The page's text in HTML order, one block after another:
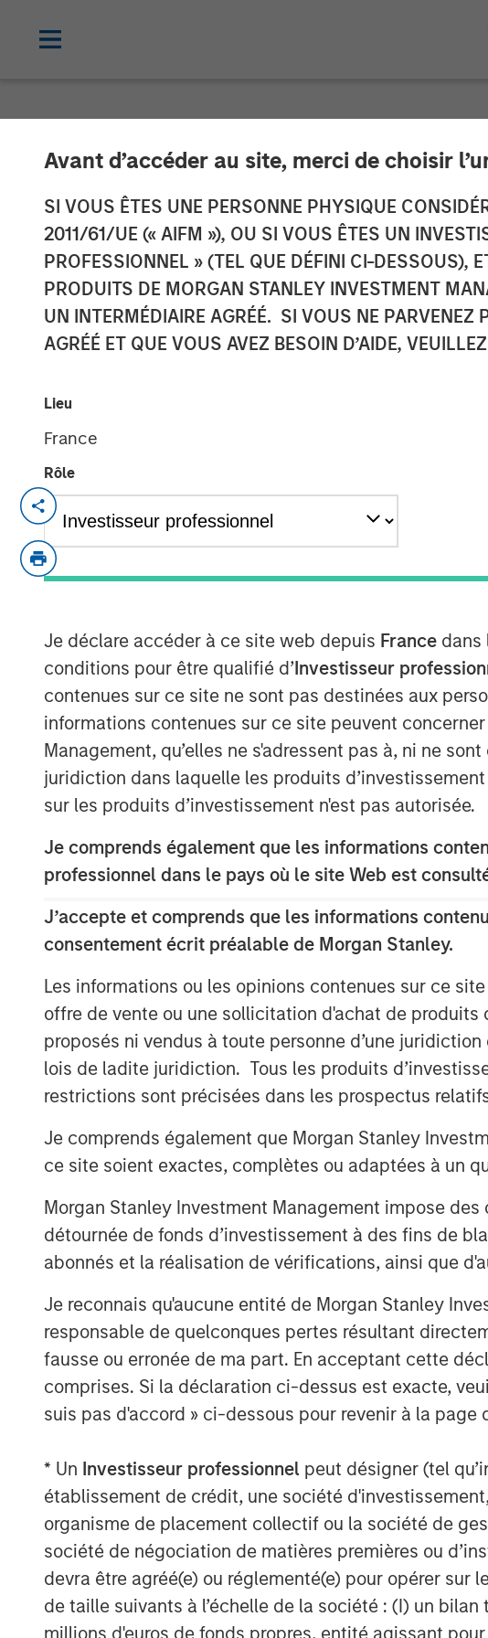
Avant d’accéder au site, merci de choisir
SI VOUS ÊTES UNE PERSONNE PHYSIQUE
2011/61/UE (« AIFM »), OU SI VOUS ÊTES UN
PROFESSIONNEL » (TEL QUE DÉFINI CI-DESSOUS),
PRODUITS DE MORGAN STANLEY INVESTMENT
UN INTERMÉDIAIRE AGRÉÉ. SI VOUS NE
AGRÉÉ ET QUE VOUS AVEZ BESOIN D’AIDE,
Lieu
France
Rôle
Je déclare accéder à ce site web depuis France dans
conditions pour être qualifié d’Investisseur
contenues sur ce site ne sont pas destinées aux
informations contenues sur ce site peuvent
Management, qu’elles ne s'adressent pas à, ni ne
juridiction dans laquelle les produits
sur les produits d’investissement n'est pas autorisée.
Je comprends également que les informations
professionnel dans le pays où le site Web est
J’accepte et comprends que les informations
consentement écrit préalable de Morgan Stanley.
Les informations ou les opinions contenues sur ce
offre de vente ou une sollicitation d'achat de produits
proposés ni vendus à toute personne d’une
lois de ladite juridiction. Tous les produits
restrictions sont précisées dans les prospectus
Je comprends également que Morgan Stanley
ce site soient exactes, complètes ou adaptées à un
Morgan Stanley Investment Management impose
détournée de fonds d’investissement à des fins de
abonnés et la réalisation de vérifications, ainsi que
Je reconnais qu'aucune entité de Morgan Stanley
responsable de quelconques pertes résultant
fausse ou erronée de ma part. En acceptant cette
comprises. Si la déclaration ci-dessus est exacte,
suis pas d'accord » ci-dessous pour revenir à la page
* Un Investisseur professionnel peut désigner (tel
établissement de crédit, une société
organisme de placement collectif ou la société de
société de négociation de matières premières ou
devra être agréé(e) ou réglementé(e) pour opérer
de taille suivants à l’échelle de la société : (I) un
millions d'euros de fonds propres, entité agissant
Morgan Stanley
Completes
Aces
NEW YORK–May 31, 2023
investment in Top Aces alongside Top Aces’ other
Top Aces provides advanced adversary air
Controller (JTAC) training to the armed forces of
Germany and other NATO allies. Top Aces today
countries. It has the largest fleet of commercially
active service and is the world's only commercial
Top Aces has more than 500 employees including
whom are graduates of the prestigious Top Gun
Nash Waterman, Head of Morgan Stanley Private
are pleased to partner with Clairvest, CDPQ and
deliver the highest end, real-world adversary
significant cost efficiencies for their customers.
company’s mission-critical training to enhance
next generation of combat forces around the
Ken Rotman, CEO and Managing Director of
to be investing alongside Morgan Stanley Private
CDPQ in this latest round to support the continued
otherwise complicated transaction close
support of the dedicated management team at
create the industry leader in this rapidly growing
industry.”
About Morgan Stanley Private Equity Secondaries
Morgan Stanley Private Equity Secondaries, an
Stanley Investment Management, seeks to deliver
solutions to a global client base. As part of a
private markets focused professionals, the
decades of investment experience across private
information, visitwww.morganstanley.com/im.
About Morgan Stanley Investment Management
Morgan Stanley Investment Management, together
affiliates, has more than 1,300 investment
$1.4 trillion in assets under management or
Morgan Stanley Investment Management strives
term investment performance, service, and a